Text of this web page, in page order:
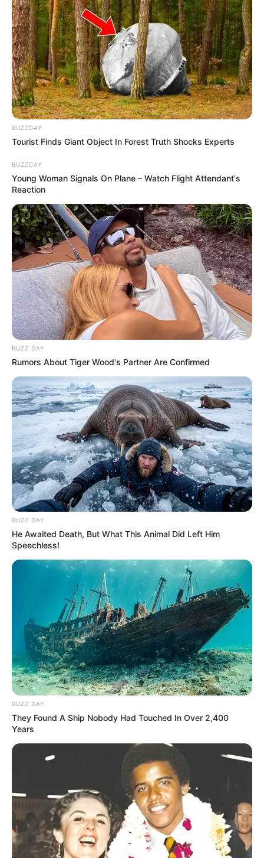
Top Inspired
Blog by Day
Baby Kleidung
BUZZDAY
Tourist Finds Giant Object In Forest Truth Shocks Experts
BUZZDAY
Young Woman Signals On Plane – Watch Flight Attendant's
Reaction
BUZZ DAY
Rumors About Tiger Wood's Partner Are Confirmed
BUZZ DAY
He Awaited Death, But What This Animal Did Left Him
Speechless!
BUZZ DAY
They Found A Ship Nobody Had Touched In Over 2,400
Years